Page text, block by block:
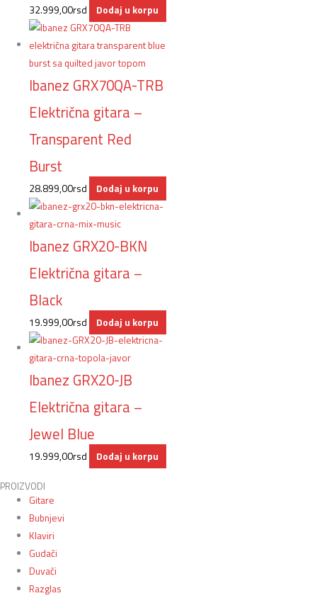
32.999,00rsd Dodaj u korpu
Ibanez GRX70QA-TRB
Električna gitara –
Transparent Red
Burst
28.899,00rsd Dodaj u korpu
Ibanez GRX20-BKN
Električna gitara –
Black
19.999,00rsd Dodaj u korpu
Ibanez GRX20-JB
Električna gitara –
Jewel Blue
19.999,00rsd Dodaj u korpu
PROIZVODI
Gitare
Bubnjevi
Klaviri
Gudači
Duvači
Razglas